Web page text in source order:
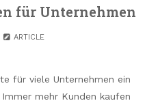
für Unternehmen
ARTICLE
für viele Unternehmen ein
mehr Kunden kaufen